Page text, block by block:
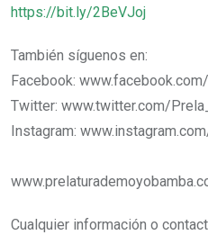
https://bit.ly/2BeVJoj
También síguenos en:
Facebook:
Twitter: www.twitter.com/
Instagram:
Cualquier información o